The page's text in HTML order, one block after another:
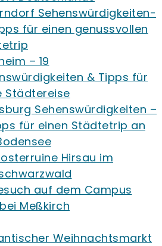
Sehenswürdigkeiten-
für einen genussvollen
– 19
& Tipps für
Städtereise
Sehenswürdigkeiten –
für einen Städtetrip an
Hirsau im
auf dem Campus
Meßkirch
Weihnachtsmarkt